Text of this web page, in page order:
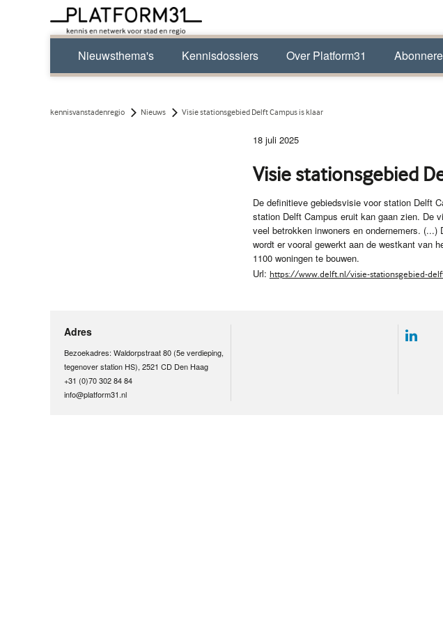
Nieuwsthema's Kennisdossiers Over Platform31
kennisvanstadenregio Nieuws Visie stationsgebied Delft Campus is klaar
18 juli 2025
Visie stationsgebied
De definitieve gebiedsvisie voor station Delft
station Delft Campus eruit kan gaan zien. De
veel betrokken inwoners en ondernemers.
wordt er vooral gewerkt aan de westkant van
1100 woningen te bouwen.
Url: https://www.delft.nl/visie-stationsgebied-
Adres
Bezoekadres: Waldorpstraat 80 (5e verdieping,
tegenover station HS), 2521 CD Den Haag
+31 (0)70 302 84 84
info@platform31.nl